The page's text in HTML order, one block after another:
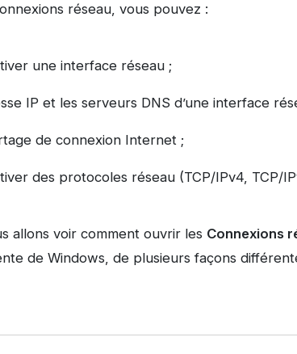
réseau, vous pouvez :
une interface réseau ;
IP et les serveurs DNS d’une interface
de connexion Internet ;
des protocoles réseau (TCP/IPv4, TCP/
allons voir comment ouvrir les Connexions
de Windows, de plusieurs façons